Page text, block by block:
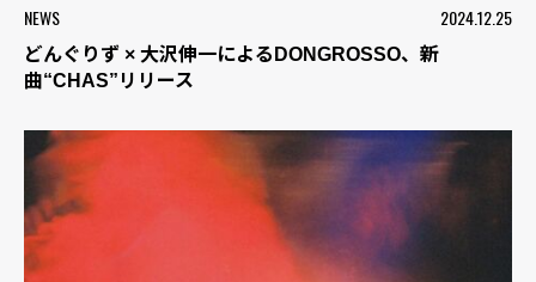
NEWS 2024.12.25
どんぐりず × 大沢伸一によるDONGROSSO、新
曲“CHAS”リリース